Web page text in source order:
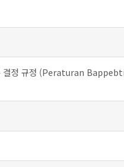
록 결정 규정 (Peraturan